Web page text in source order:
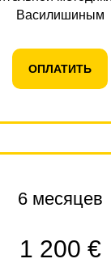
Василишиным
ОПЛАТИТЬ
6 месяцев
1 200 €